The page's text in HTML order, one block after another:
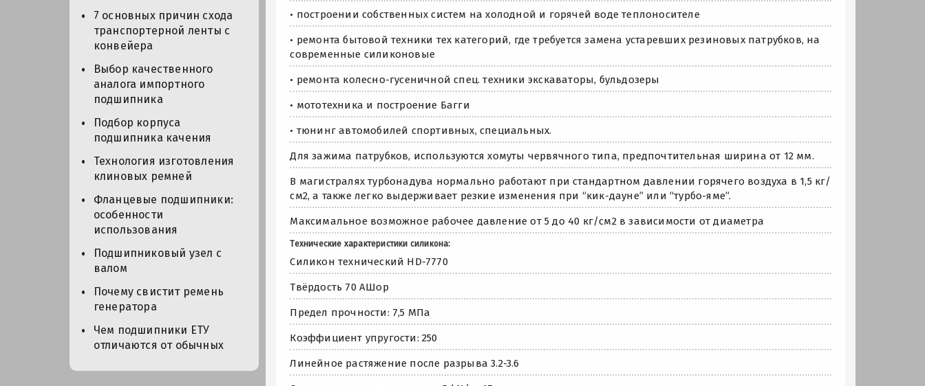
7 основных причин схода
транспортерной ленты с
конвейера
Выбор качественного
аналога импортного
подшипника
Подбор корпуса
подшипника качения
Технология изготовления
клиновых ремней
Фланцевые подшипники:
особенности
использования
Подшипниковый узел с
валом
Почему свистит ремень
генератора
Чем подшипники ЕТУ
отличаются от обычных
• построении собственных систем на холодной и горячей воде теплоносителе
• ремонта бытовой техники тех категорий, где требуется замена устаревших резиновых патрубков, на
современные силиконовые
• ремонта колесно-гусеничной спец. техники экскаваторы, бульдозеры
• мототехника и построение Багги
• тюнинг автомобилей спортивных, специальных.
Для зажима патрубков, используются хомуты червячного типа, предпочтительная ширина от 12 мм.
В магистралях турбонадува нормально работают при стандартном давлении горячего воздуха в 1,5 кг/
см2, а также легко выдерживает резкие изменения при “кик-дауне” или “турбо-яме”.
Максимальное возможное рабочее давление от 5 до 40 кг/см2 в зависимости от диаметра
Технические характеристики силикона:
Силикон технический HD-7770
Твёрдость 70 АШор
Предел прочности: 7,5 МПа
Коэффициент упругости: 250
Линейное растяжение после разрыва 3.2-3.6